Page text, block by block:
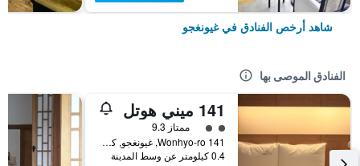
شاهد أرخص الفنادق في غيونغجو
الفنادق الموصى بها
141 ميني هوتل
تقييم فئة 2
ممتاز 9.3
141 Wonhyo-ro, غيونغجو, كوريا الجنوبية
0.4 كيلومتر عن وسط المدينة